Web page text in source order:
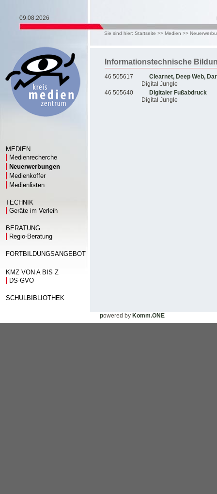
09.08.2026
Sie sind hier: Startseite >> Medien >>
MEDIEN
Medienrecherche
Neuerwerbungen
Medienkoffer
Medienlisten
TECHNIK
Geräte im Verleih
BERATUNG
Regio-Beratung
FORTBILDUNGSANGEBOT
KMZ VON A BIS Z
DS-GVO
SCHULBIBLIOTHEK
Informationstechnische
46 505617
Clearnet, Deep Web,
Digital Jungle
46 505640
Digitaler Fußabdruck
Digital Jungle
powered by Komm.ONE